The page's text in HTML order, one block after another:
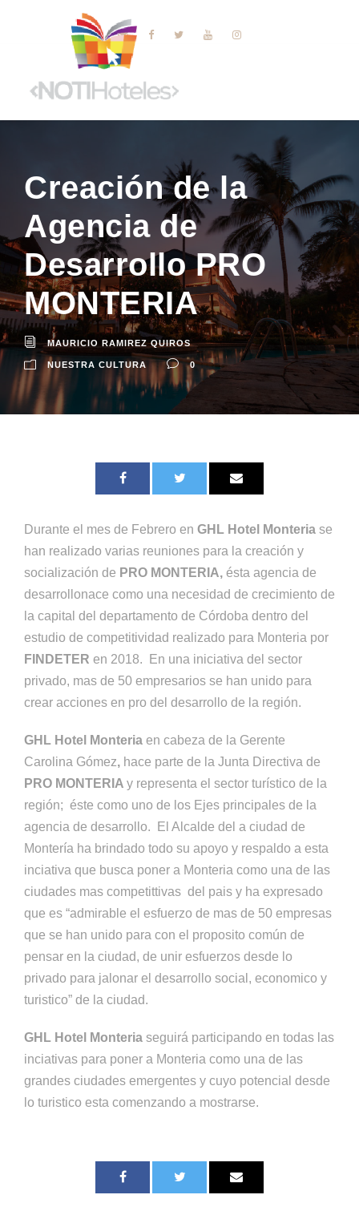
Creación de la
Agencia de
Desarrollo PRO
MONTERIA
MAURICIO RAMIREZ QUIROS
NUESTRA CULTURA 0
Durante el mes de Febrero en GHL Hotel Monteria se
han realizado varias reuniones para la creación y
socialización de PRO MONTERIA, ésta agencia de
desarrollonace como una necesidad de crecimiento de
la capital del departamento de Córdoba dentro del
estudio de competitividad realizado para Monteria por
FINDETER en 2018. En una iniciativa del sector
privado, mas de 50 empresarios se han unido para
crear acciones en pro del desarrollo de la región.
GHL Hotel Monteria en cabeza de la Gerente
Carolina Gómez, hace parte de la Junta Directiva de
PRO MONTERIA y representa el sector turístico de la
región; éste como uno de los Ejes principales de la
agencia de desarrollo. El Alcalde del a ciudad de
Montería ha brindado todo su apoyo y respaldo a esta
inciativa que busca poner a Monteria como una de las
ciudades mas competittivas del pais y ha expresado
que es “admirable el esfuerzo de mas de 50 empresas
que se han unido para con el proposito común de
pensar en la ciudad, de unir esfuerzos desde lo
privado para jalonar el desarrollo social, economico y
turistico” de la ciudad.
GHL Hotel Monteria seguirá participando en todas las
inciativas para poner a Monteria como una de las
grandes ciudades emergentes y cuyo potencial desde
lo turistico esta comenzando a mostrarse.